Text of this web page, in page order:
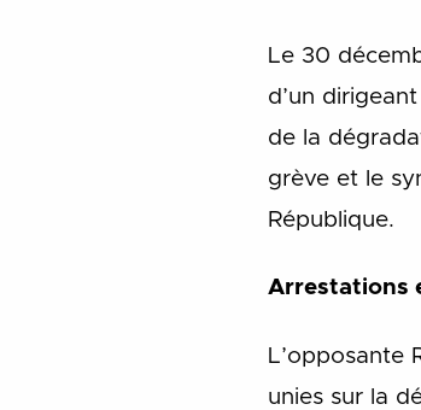
Le 30
d’un
de la
grève et le
République.
Arrestations
L’opposante
unies sur la